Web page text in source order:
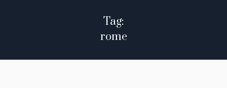
Tag:
rome